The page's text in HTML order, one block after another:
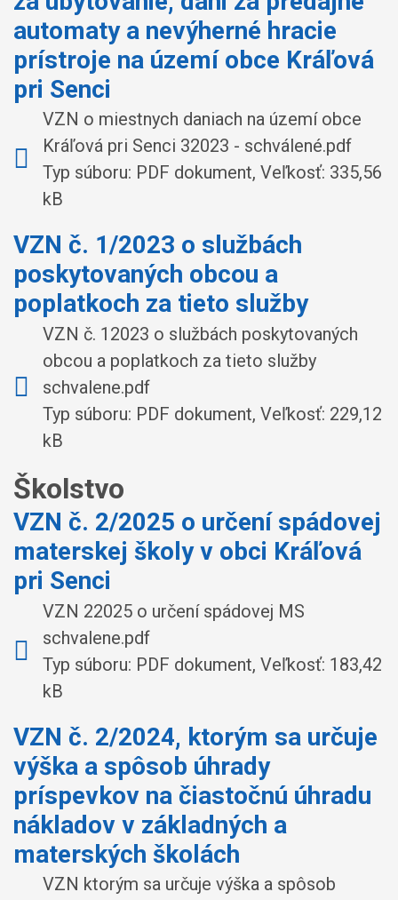
automaty a nevýherné hracie
prístroje na území obce Kráľová
pri Senci
VZN o miestnych daniach na území obce
Kráľová pri Senci 32023 - schválené.pdf
Typ súboru: PDF dokument, Veľkosť: 335,56
kB
VZN č. 1/2023 o službách
poskytovaných obcou a
poplatkoch za tieto služby
VZN č. 12023 o službách poskytovaných
obcou a poplatkoch za tieto služby
schvalene.pdf
Typ súboru: PDF dokument, Veľkosť: 229,12
kB
Školstvo
VZN č. 2/2025 o určení spádovej
materskej školy v obci Kráľová
pri Senci
VZN 22025 o určení spádovej MS
schvalene.pdf
Typ súboru: PDF dokument, Veľkosť: 183,42
kB
VZN č. 2/2024, ktorým sa určuje
výška a spôsob úhrady
príspevkov na čiastočnú úhradu
nákladov v základných a
materských školách
VZN ktorým sa určuje výška a spôsob